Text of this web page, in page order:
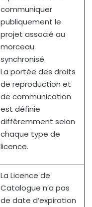
communiquer
publiquement le
projet associé au
morceau
synchronisé.
La portée des droits
de reproduction et
de communication
est définie
différemment selon
chaque type de
licence.
La Licence de
Catalogue n’a pas
de date d’expiration